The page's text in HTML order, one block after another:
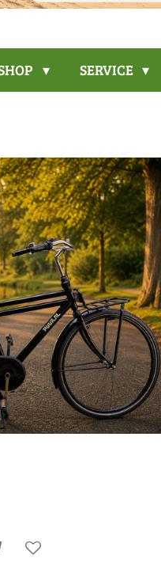
SERVICE